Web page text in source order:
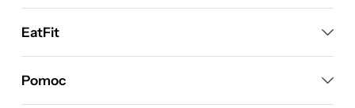
EatFit
Pomoc